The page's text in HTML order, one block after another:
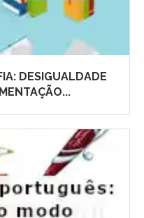
DESIGUALDADE